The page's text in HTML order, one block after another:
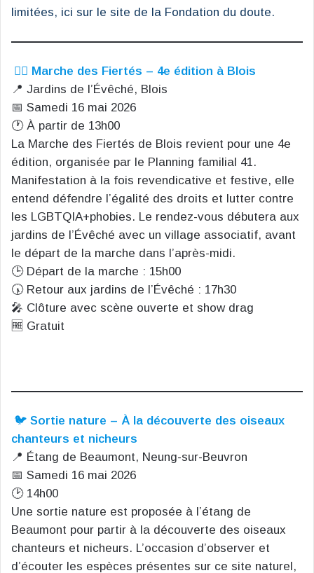
limitées, ici sur le site de la Fondation du doute.
🏳️‍🌈 Marche des Fiertés – 4e édition à Blois
📍 Jardins de l’Évêché, Blois
📅 Samedi 16 mai 2026
🕐 À partir de 13h00
La Marche des Fiertés de Blois revient pour une 4e
édition, organisée par le Planning familial 41.
Manifestation à la fois revendicative et festive, elle
entend défendre l’égalité des droits et lutter contre
les LGBTQIA+phobies. Le rendez-vous débutera aux
jardins de l’Évêché avec un village associatif, avant
le départ de la marche dans l’après-midi.
🕒 Départ de la marche : 15h00
🕠 Retour aux jardins de l’Évêché : 17h30
🎤 Clôture avec scène ouverte et show drag
🆓 Gratuit
🐦Sortie nature – À la découverte des oiseaux
chanteurs et nicheurs
📍 Étang de Beaumont, Neung-sur-Beuvron
📅 Samedi 16 mai 2026
🕑 14h00
Une sortie nature est proposée à l’étang de
Beaumont pour partir à la découverte des oiseaux
chanteurs et nicheurs. L’occasion d’observer et
d’écouter les espèces présentes sur ce site naturel,